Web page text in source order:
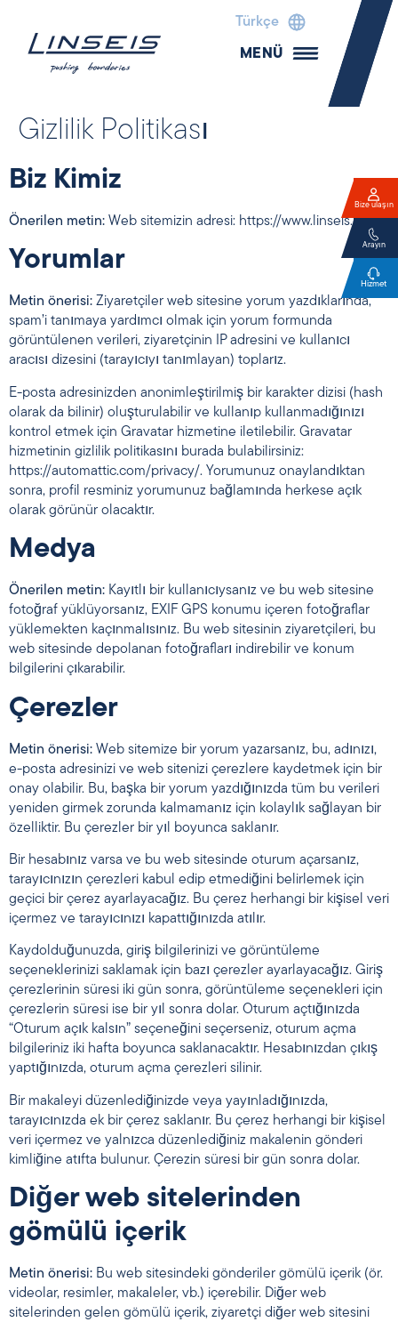
Türkçe
MENÜ
Gizlilik Politikası
Biz Kimiz
Önerilen metin: Web sitemizin adresi: https://www.linseis.com.
Yorumlar
Metin önerisi: Ziyaretçiler web sitesine yorum yazdıklarında,
spam’i tanımaya yardımcı olmak için yorum formunda
görüntülenen verileri, ziyaretçinin IP adresini ve kullanıcı
aracısı dizesini (tarayıcıyı tanımlayan) toplarız.
E-posta adresinizden anonimleştirilmiş bir karakter dizisi (hash
olarak da bilinir) oluşturulabilir ve kullanıp kullanmadığınızı
kontrol etmek için Gravatar hizmetine iletilebilir. Gravatar
hizmetinin gizlilik politikasını burada bulabilirsiniz:
https://automattic.com/privacy/. Yorumunuz onaylandıktan
sonra, profil resminiz yorumunuz bağlamında herkese açık
olarak görünür olacaktır.
Medya
Önerilen metin: Kayıtlı bir kullanıcıysanız ve bu web sitesine
fotoğraf yüklüyorsanız, EXIF GPS konumu içeren fotoğraflar
yüklemekten kaçınmalısınız. Bu web sitesinin ziyaretçileri, bu
web sitesinde depolanan fotoğrafları indirebilir ve konum
bilgilerini çıkarabilir.
Çerezler
Metin önerisi: Web sitemize bir yorum yazarsanız, bu, adınızı,
e-posta adresinizi ve web sitenizi çerezlere kaydetmek için bir
onay olabilir. Bu, başka bir yorum yazdığınızda tüm bu verileri
yeniden girmek zorunda kalmamanız için kolaylık sağlayan bir
özelliktir. Bu çerezler bir yıl boyunca saklanır.
Bir hesabınız varsa ve bu web sitesinde oturum açarsanız,
tarayıcınızın çerezleri kabul edip etmediğini belirlemek için
geçici bir çerez ayarlayacağız. Bu çerez herhangi bir kişisel veri
içermez ve tarayıcınızı kapattığınızda atılır.
Kaydolduğunuzda, giriş bilgilerinizi ve görüntüleme
seçeneklerinizi saklamak için bazı çerezler ayarlayacağız. Giriş
çerezlerinin süresi iki gün sonra, görüntüleme seçenekleri için
çerezlerin süresi ise bir yıl sonra dolar. Oturum açtığınızda
“Oturum açık kalsın” seçeneğini seçerseniz, oturum açma
bilgileriniz iki hafta boyunca saklanacaktır. Hesabınızdan çıkış
yaptığınızda, oturum açma çerezleri silinir.
Bir makaleyi düzenlediğinizde veya yayınladığınızda,
tarayıcınızda ek bir çerez saklanır. Bu çerez herhangi bir kişisel
veri içermez ve yalnızca düzenlediğiniz makalenin gönderi
kimliğine atıfta bulunur. Çerezin süresi bir gün sonra dolar.
Diğer web sitelerinden
gömülü içerik
Metin önerisi: Bu web sitesindeki gönderiler gömülü içerik (ör.
videolar, resimler, makaleler, vb.) içerebilir. Diğer web
sitelerinden gelen gömülü içerik, ziyaretçi diğer web sitesini
Bize ulaşın
Arayın
Hizmet